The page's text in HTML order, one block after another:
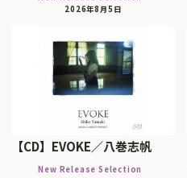
2026年8月5日
【CD】EVOKE／八巻志帆
New Release Selection